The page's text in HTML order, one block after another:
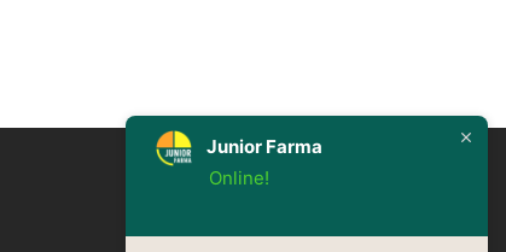
Junior Farma
Online!